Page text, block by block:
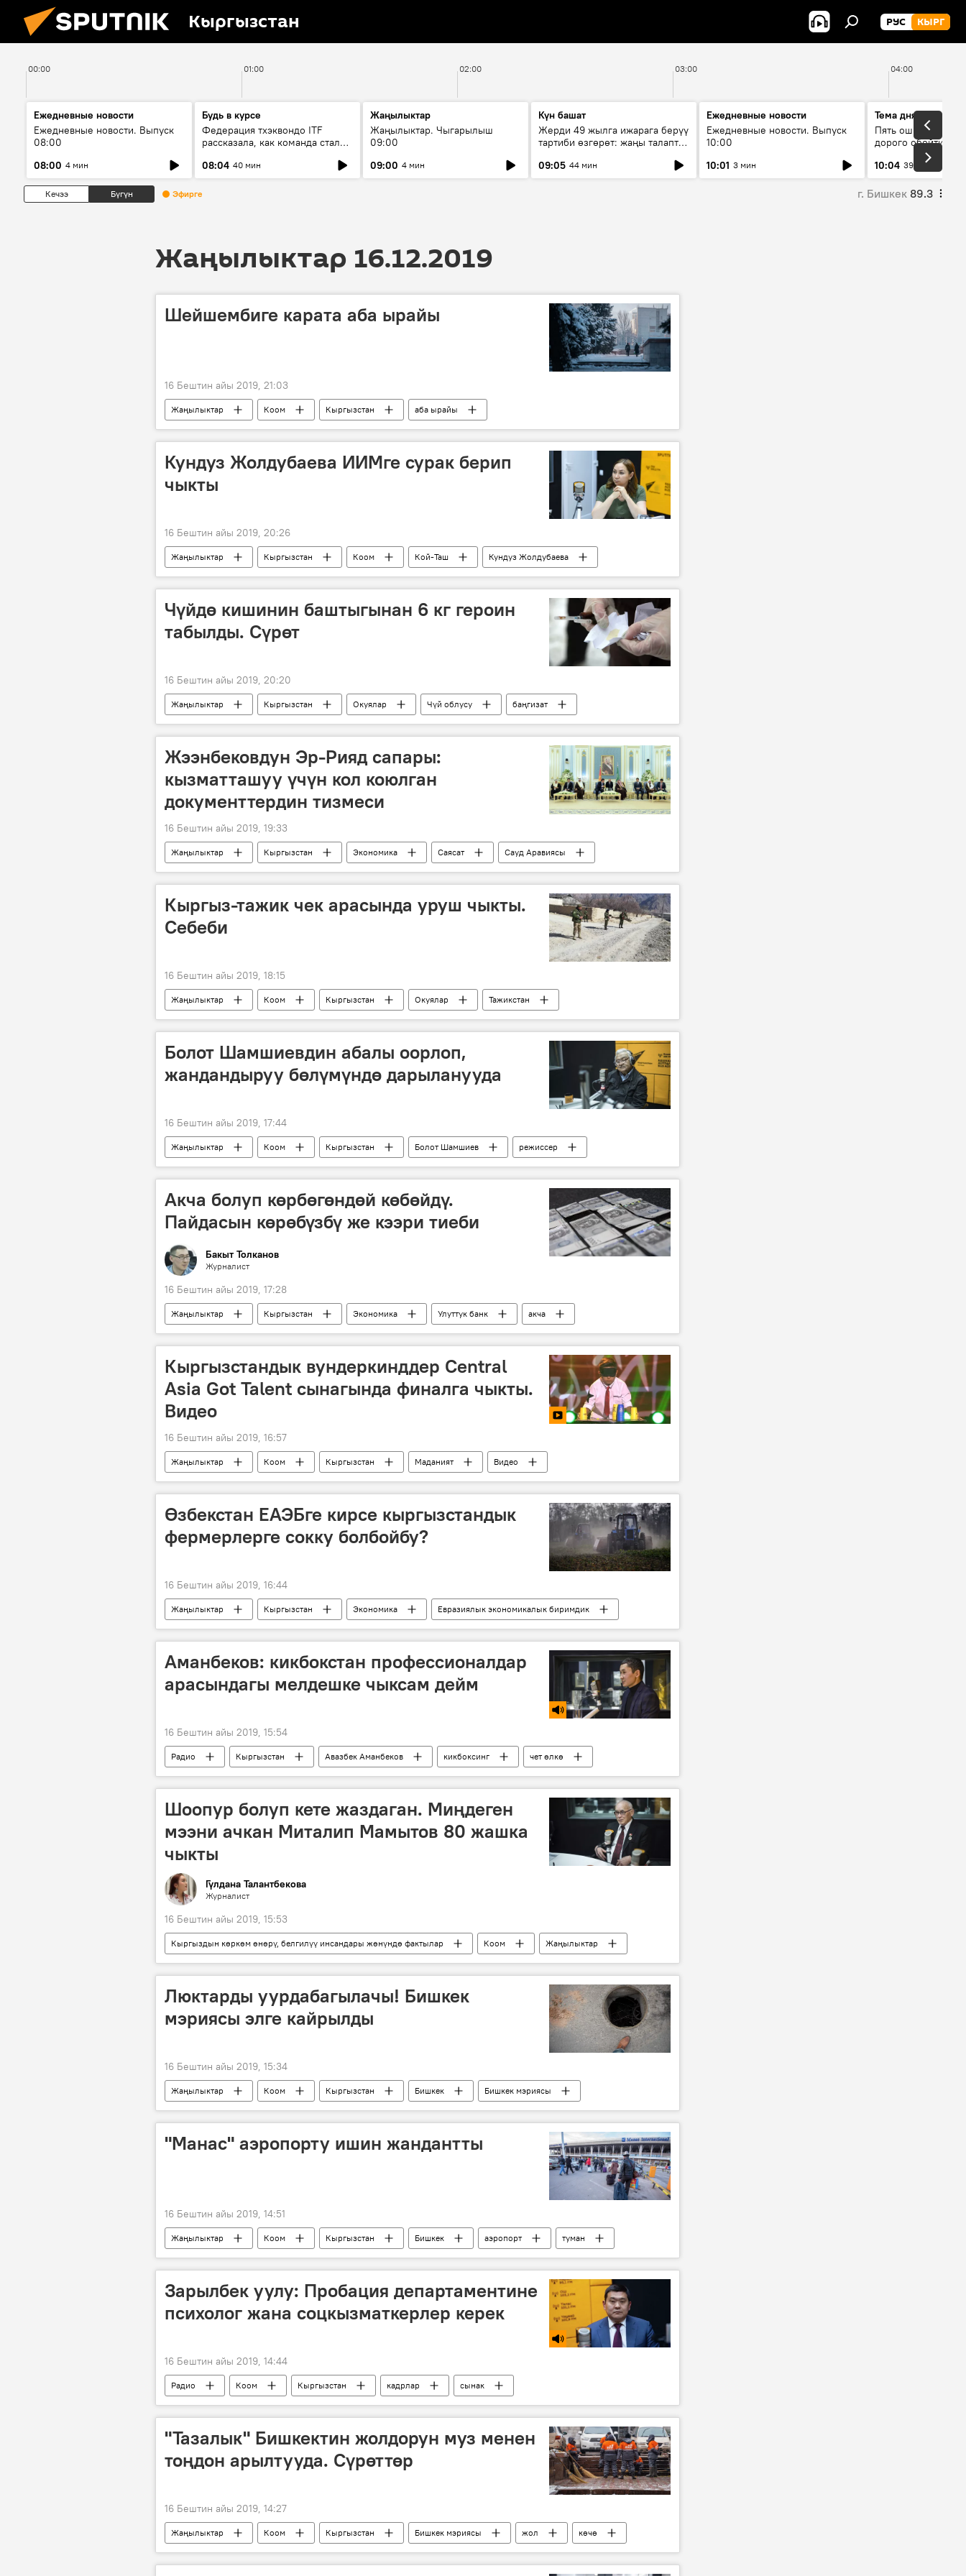
Кыргызстан РУС КЫРГ
00:00 01:00 02:00 03:00 04:00
Ежедневные новости
Ежедневные новости. Выпуск
08:00
08:00 4 мин
Будь в курсе
Федерация тхэквондо ITF
рассказала, как команда стала
08:04 40 мин
Жаңылыктар
Жаңылыктар. Чыгарылыш
09:00
09:00 4 мин
Күн башат
Жерди 49 жылга ижарага берүү
тартиби өзгөрөт: жаңы талаптар
09:05 44 мин
Ежедневные новости
Ежедневные новости. Выпуск
10:00
10:01 3 мин
Тема дня
Пять ошибок
дорого обойтись
10:04 39 мин
Кечээ Бүгүн Эфирге г. Бишкек 89.3
Жаңылыктар 16.12.2019
Шейшембиге карата аба ырайы
16 Бештин айы 2019, 21:03
Жаңылыктар Коом Кыргызстан аба ырайы
Кундуз Жолдубаева ИИМге сурак берип
чыкты
16 Бештин айы 2019, 20:26
Жаңылыктар Кыргызстан Коом Кой-Таш
Кундуз Жолдубаева
милиция
сурак Атамбаевдин Кой-Таштагы үйүндөгү атайын операция
Чүйдө кишинин баштыгынан 6 кг героин
табылды. Сүрөт
16 Бештин айы 2019, 20:20
Жаңылыктар Кыргызстан Окуялар Чүй облусу
баңгизат
кылмыш
Жээнбековдун Эр-Рияд сапары:
кызматташуу үчүн кол коюлган
документтердин тизмеси
16 Бештин айы 2019, 19:33
Жаңылыктар Кыргызстан Экономика Саясат
Сауд Аравиясы
документ
Кыргыз-тажик чек арасында уруш чыкты.
Себеби
16 Бештин айы 2019, 18:15
Жаңылыктар Коом Кыргызстан Окуялар
Тажикстан
чек ара
Болот Шамшиевдин абалы оорлоп,
жандандыруу бөлүмүндө дарыланууда
16 Бештин айы 2019, 17:44
Жаңылыктар Коом Кыргызстан Болот Шамшиев
режиссер
оорукана
дарылоо
Акча болуп көрбөгөндөй көбөйдү.
Пайдасын көрөбүзбү же кээри тиеби
Бакыт Толканов
Журналист
16 Бештин айы 2019, 17:28
Жаңылыктар Кыргызстан Экономика Улуттук банк
акча
насыя
инфляция сом
Кыргызстандык вундеркинддер Central
Asia Got Talent сынагында финалга чыкты.
Видео
16 Бештин айы 2019, 16:57
Жаңылыктар Коом Кыргызстан Маданият
Видео
Мультимедиа
талант сынак
Өзбекстан ЕАЭБге кирсе кыргызстандык
фермерлерге сокку болбойбу?
16 Бештин айы 2019, 16:44
Жаңылыктар Кыргызстан Экономика
Евразиялык экономикалык биримдик
Өзбекстан
атаандаштык
Аманбеков: кикбокстан профессионалдар
арасындагы мелдешке чыксам дейм
16 Бештин айы 2019, 15:54
Радио Кыргызстан Авазбек Аманбеков кикбоксинг
чет өлкө
Спорт
Шоопур болуп кете жаздаган. Миңдеген
мээни ачкан Миталип Мамытов 80 жашка
чыкты
Гүлдана Талантбекова
Журналист
16 Бештин айы 2019, 15:53
Кыргыздын көркөм өнөрү, белгилүү инсандары жөнүндө фактылар Коом
Жаңылыктар
Кыргызстан
Миталип Мамытов дарыгер нейрохирургия
туулган күн
Люктарды уурдабагылачы! Бишкек
мэриясы элге кайрылды
16 Бештин айы 2019, 15:34
Жаңылыктар Коом Кыргызстан Бишкек
Бишкек мэриясы
люк
жол
"Манас" аэропорту ишин жандантты
16 Бештин айы 2019, 14:51
Жаңылыктар Коом Кыргызстан Бишкек аэропорт туман
Зарылбек уулу: Пробация департаментине
психолог жана соцкызматкерлер керек
16 Бештин айы 2019, 14:44
Радио Коом Кыргызстан кадрлар сынак
"Тазалык" Бишкектин жолдорун муз менен
тоңдон арылтууда. Сүрөттөр
16 Бештин айы 2019, 14:27
Жаңылыктар Коом Кыргызстан Бишкек мэриясы жол
көчө
кар
тазалоо МП "Тазалык"